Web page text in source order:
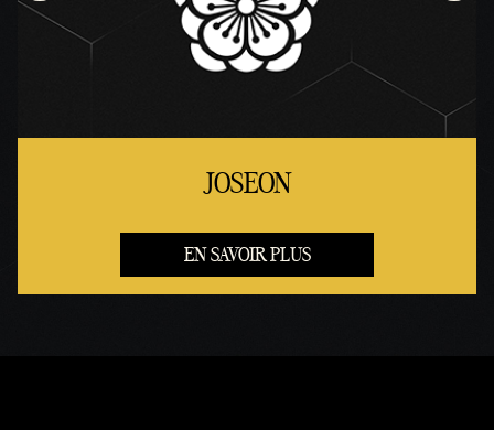
JOSEON
EN SAVOIR PLUS